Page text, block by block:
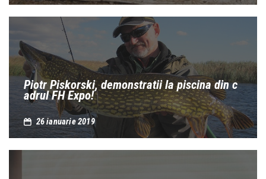
Piotr Piskorski, demonstratii la piscina din c
adrul FH Expo!
26 ianuarie 2019